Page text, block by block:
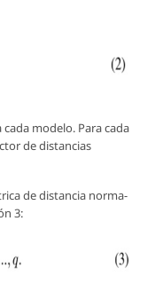
cada modelo. Para cada
de distancias
de distancia norma-
3: